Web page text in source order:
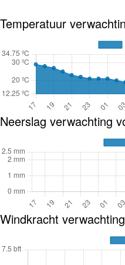
Temperatuur
Neerslag verwachting
Windkracht